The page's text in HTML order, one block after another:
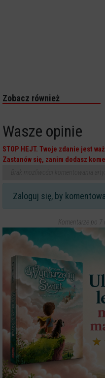
Zobacz również
Wasze opinie
STOP HEJT. Twoje zdanie jest
Zastanów się, zanim dodasz
Zaloguj się, by
Komentarze po 7